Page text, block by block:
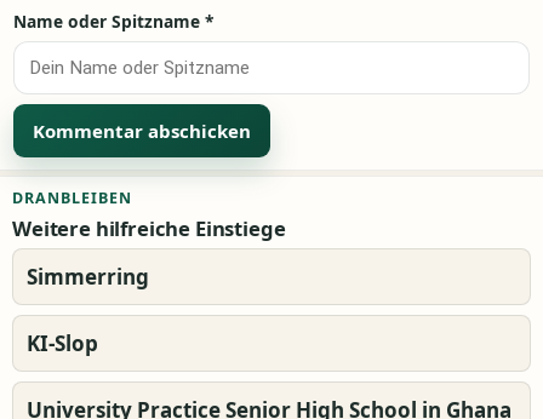
Name oder Spitzname *
DRANBLEIBEN
Weitere hilfreiche Einstiege
Simmerring
KI-Slop
University Practice Senior High School in Ghana